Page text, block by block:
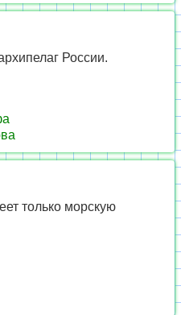
России.
только морскую